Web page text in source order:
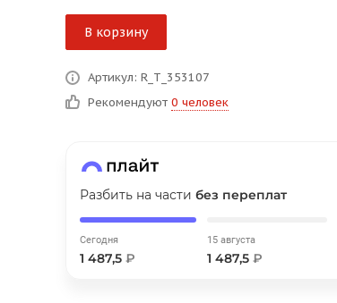
В корзину
Артикул: R_T_353107
Рекомендуют 0 человек
Разбить на части без переплат
Сегодня
1 487,5 ₽
15 августа
1 487,5 ₽
в корзину